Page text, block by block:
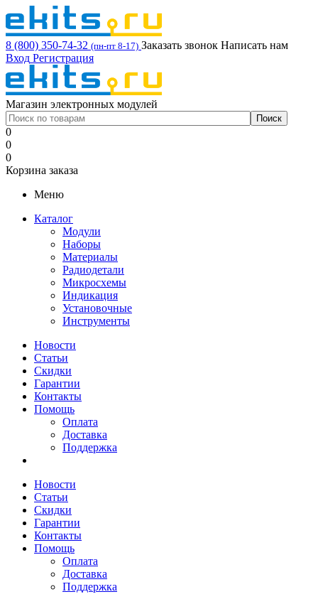
8 (800) 350-74-32 (пн-пт 8-17) Заказать звонок Написать нам
Вход Регистрация
Магазин электронных модулей
0
0
0
Корзина заказа
Меню
Каталог
Модули
Наборы
Материалы
Радиодетали
Микросхемы
Индикация
Установочные
Инструменты
Новости
Статьи
Скидки
Гарантии
Контакты
Помощь
Оплата
Доставка
Поддержка
Новости
Статьи
Скидки
Гарантии
Контакты
Помощь
Оплата
Доставка
Поддержка